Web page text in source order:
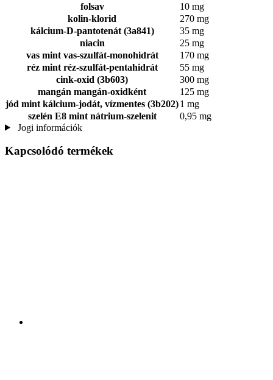
folsav
10 mg
kolin-klorid
270 mg
kálcium-D-pantotenát (3a841)
35 mg
niacin
25 mg
vas mint vas-szulfát-monohidrát
170 mg
réz mint réz-szulfát-pentahidrát
55 mg
cink-oxid (3b603)
300 mg
mangán mangán-oxidként
125 mg
jód mint kálcium-jodát, vízmentes (3b202)1 mg
szelén E8 mint nátrium-szelenit
0,95 mg
Jogi információk
Kapcsolódó termékek